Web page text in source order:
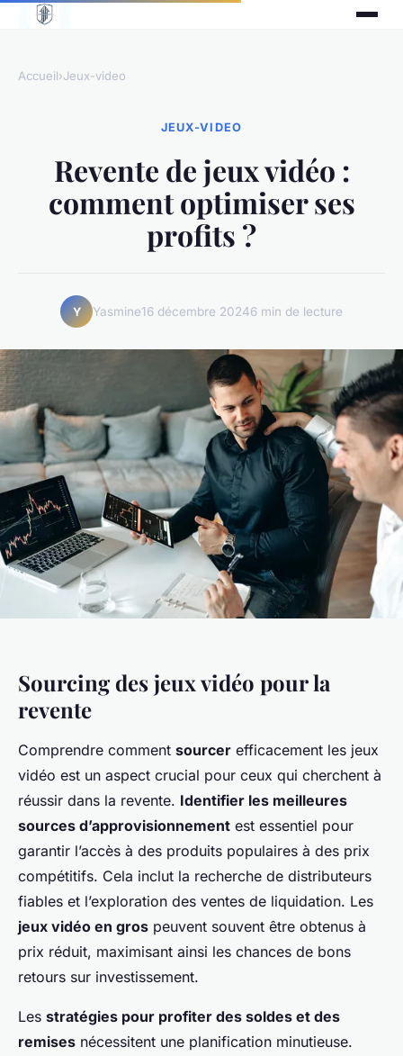
Accueil›Jeux-video
JEUX-VIDEO
Revente de jeux vidéo :
comment optimiser ses
profits ?
Y Yasmine16 décembre 20246 min de lecture
Sourcing des jeux vidéo pour la
revente
Comprendre comment sourcer efficacement les jeux
vidéo est un aspect crucial pour ceux qui cherchent à
réussir dans la revente. Identifier les meilleures
sources d’approvisionnement est essentiel pour
garantir l’accès à des produits populaires à des prix
compétitifs. Cela inclut la recherche de distributeurs
fiables et l’exploration des ventes de liquidation. Les
jeux vidéo en gros peuvent souvent être obtenus à
prix réduit, maximisant ainsi les chances de bons
retours sur investissement.
Les stratégies pour profiter des soldes et des
remises nécessitent une planification minutieuse.